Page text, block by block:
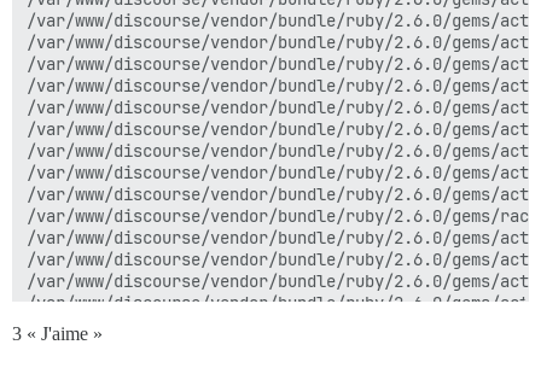
/var/www/discourse/vendor/bundle/ruby/2.6.0/
/var/www/discourse/vendor/bundle/ruby/2.6.0/
/var/www/discourse/vendor/bundle/ruby/2.6.0/
/var/www/discourse/vendor/bundle/ruby/2.6.0/
/var/www/discourse/vendor/bundle/ruby/2.6.0/
/var/www/discourse/vendor/bundle/ruby/2.6.0/gems/
/var/www/discourse/vendor/bundle/ruby/2.6.0/
/var/www/discourse/vendor/bundle/ruby/2.6.0/gems/
/var/www/discourse/vendor/bundle/ruby/2.6.0/gems/
/var/www/discourse/vendor/bundle/ruby/2.6.0/
/var/www/discourse/vendor/bundle/ruby/2.6.0/
/var/www/discourse/vendor/bundle/ruby/2.6.0/
/var/www/discourse/vendor/bundle/ruby/2.6.0/
/var/www/discourse/vendor/bundle/ruby/2.6.0/
/var/www/discourse/vendor/bundle/ruby/2.6.0/
/var/www/discourse/vendor/bundle/ruby/2.6.0/
3 « J'aime »